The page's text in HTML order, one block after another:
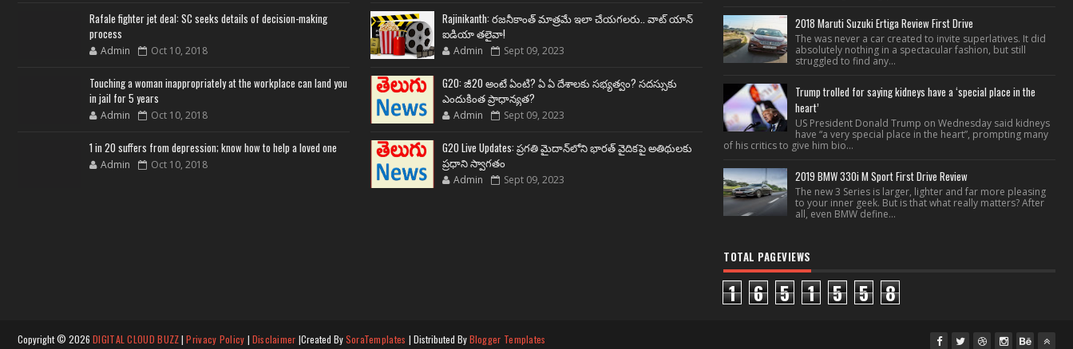
Rafale fighter jet deal: SC seeks details of decision-making
process
Admin Oct 10, 2018
Touching a woman inappropriately at the workplace can land you
in jail for 5 years
Admin Oct 10, 2018
1 in 20 suffers from depression; know how to help a loved one
Admin Oct 10, 2018
Rajinikanth: రజనీకాంత్ మాత్రమే ఇలా చేయగలరు.. వాట్ యాన్
ఐడియా తలైవా!
Admin Sept 09, 2023
G20: జీ20 అంటే ఏంటి? ఏ ఏ దేశాలకు సభ్యత్వం? సదస్సుకు
ఎందుకింత ప్రాధాన్యత?
Admin Sept 09, 2023
G20 Live Updates: ప్రగతి మైదాన్‌లోని భారత్ వైదికపై అతిథులకు
ప్రధాని స్వాగతం
Admin Sept 09, 2023
2018 Maruti Suzuki Ertiga Review First Drive
The was never a car created to invite superlatives. It did
absolutely nothing in a spectacular fashion, but still
struggled to find any...
Trump trolled for saying kidneys have a ‘special place in the
heart’
US President Donald Trump on Wednesday said kidneys
have “a very special place in the heart”, prompting many
of his critics to give him bio...
2019 BMW 330i M Sport First Drive Review
The new 3 Series is larger, lighter and far more pleasing
to your inner geek. But is that what really matters? After
all, even BMW define...
TOTAL PAGEVIEWS
1 6 5 1 5 5 8
Copyright © 2026 DIGITAL CLOUD BUZZ|Privacy Policy | Disclaimer |Created BySoraTemplates | Distributed ByBlogger Templates